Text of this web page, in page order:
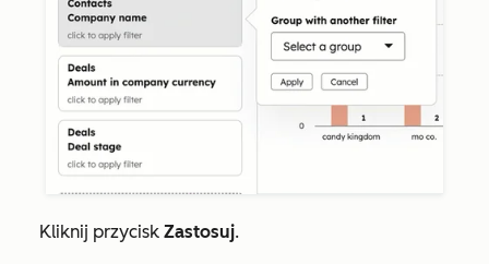
Kliknij przycisk Zastosuj.